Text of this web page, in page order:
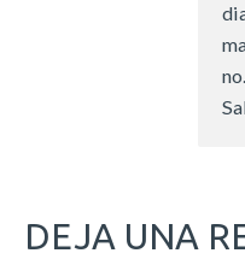
no.
DEJA UNA